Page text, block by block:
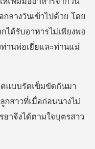
กลางวันเข้าไปด้วย โดย
ได้รั
กสาวที่เมื่อก่อนนางไม